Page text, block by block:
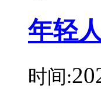
年轻
时间: